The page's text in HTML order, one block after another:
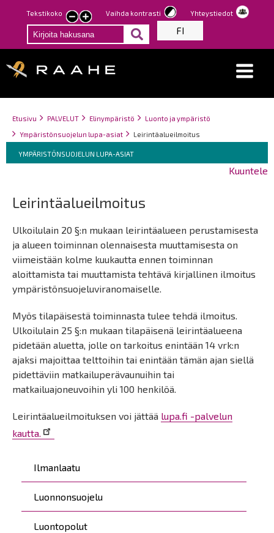
Hyppää
pääsisältöön
Tekstikoko
Pienennä
tekstin
kokoa
Suurenna
tekstin
kokoa
Vaihda kontrasti Yhteystiedot
FI
Breadcrumbs
You
are
Etusivu PALVELUT Elinympäristö
Luonto ja ympäristö
Ympäristönsuojelun lupa-asiat
Leirintäalueilmoitus
Breadcrumbs
You
are
YMPÄRISTÖNSUOJELUN LUPA-ASIAT
Kuuntele
Päävalikko
Ilmanlaatu
Luonnonsuojelu
Luontopolut
Leirintäalueilmoitus
Ulkoilulain 20 §:n mukaan leirintäalueen perustamisesta
ja alueen toiminnan olennaisesta muuttamisesta on
viimeistään kolme kuukautta ennen toiminnan
aloittamista tai muuttamista tehtävä kirjallinen ilmoitus
ympäristönsuojeluviranomaiselle.
Myös tilapäisestä toiminnasta tulee tehdä ilmoitus.
Ulkoilulain 25 §:n mukaan tilapäisenä leirintäalueena
pidetään aluetta, jolle on tarkoitus enintään 14 vrk:n
ajaksi majoittaa telttoihin tai enintään tämän ajan siellä
pidettäviin matkailuperävaunuihin tai
matkailuajoneuvoihin yli 100 henkilöä.
Leirintäalueilmoituksen voi jättää lupa.fi -palvelun
kautta.